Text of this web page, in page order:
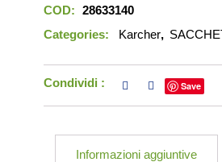
COD: 28633140
Categories:
Karcher,
Condividi : Save
Informazioni aggiuntive